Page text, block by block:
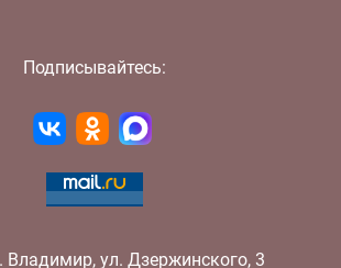
Подписывайтесь:
Владимир, ул. Дзержинского, 3